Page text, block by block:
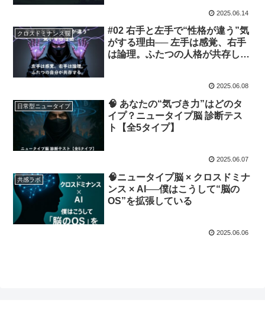
2025.06.14
クロスドミナンス脳
#02 右手と左手で“性格が違う”気
がする理由── 左手は感覚、右手
は論理。ふたつの人格が共存して
2025.06.08
日常型ニュータイプ
🧠 あなたの“気づき力”はどのタ
イプ？ニュータイプ脳 診断テス
ト【全5タイプ】
2025.06.07
共感ラボ
🧠ニュータイプ脳 × クロスドミナ
ンス × AI──僕はこうして“脳の
OS”を拡張している
2025.06.06